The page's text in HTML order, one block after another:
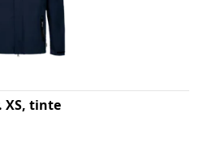
XS, tinte